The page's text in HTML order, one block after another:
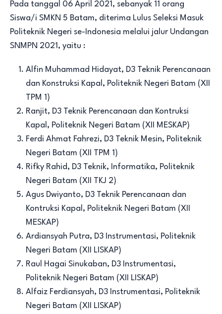
Pada tanggal 06 April 2021, sebanyak 11 orang
Siswa/i SMKN 5 Batam, diterima Lulus Seleksi Masuk
Politeknik Negeri se-Indonesia melalui jalur Undangan
SNMPN 2021, yaitu :
Alfin Muhammad Hidayat, D3 Teknik Perencanaan
dan Konstruksi Kapal, Politeknik Negeri Batam (XII
TPM 1)
Ranjit, D3 Teknik Perencanaan dan Kontruksi
Kapal, Politeknik Negeri Batam (XII MESKAP)
Ferdi Ahmat Fahrezi, D3 Teknik Mesin, Politeknik
Negeri Batam (XII TPM 1)
Rifky Rahid, D3 Teknik, Informatika, Politeknik
Negeri Batam (XII TKJ 2)
Agus Dwiyanto, D3 Teknik Perencanaan dan
Kontruksi Kapal, Politeknik Negeri Batam (XII
MESKAP)
Ardiansyah Putra, D3 Instrumentasi, Politeknik
Negeri Batam (XII LISKAP)
Raul Hagai Sinukaban, D3 Instrumentasi,
Politeknik Negeri Batam (XII LISKAP)
Alfaiz Ferdiansyah, D3 Instrumentasi, Politeknik
Negeri Batam (XII LISKAP)